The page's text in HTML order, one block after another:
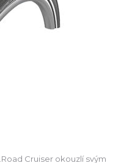
.Road Cruiser okouzlí svým